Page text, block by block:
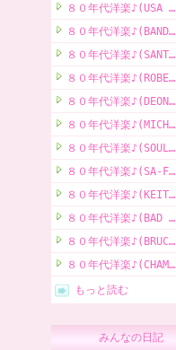
８０年代洋楽♪(USA …
８０年代洋楽♪(BAND…
８０年代洋楽♪(SANT…
８０年代洋楽♪(ROBE…
８０年代洋楽♪(DEON…
８０年代洋楽♪(MICH…
８０年代洋楽♪(SOUL…
８０年代洋楽♪(SA-F…
８０年代洋楽♪(KEIT…
８０年代洋楽♪(BAD …
８０年代洋楽♪(BRUC…
８０年代洋楽♪(CHAM…
もっと読む
みんなの日記